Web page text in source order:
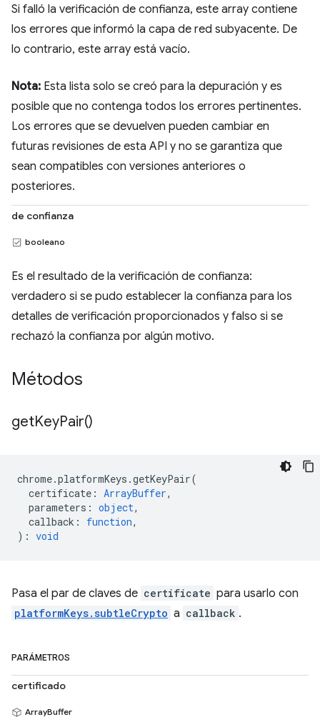
Si falló la verificación de confianza, este array contiene
los errores que informó la capa de red subyacente. De
lo contrario, este array está vacío.
Nota: Esta lista solo se creó para la depuración y es
posible que no contenga todos los errores pertinentes.
Los errores que se devuelven pueden cambiar en
futuras revisiones de esta API y no se garantiza que
sean compatibles con versiones anteriores o
posteriores.
de confianza
booleano
Es el resultado de la verificación de confianza:
verdadero si se pudo establecer la confianza para los
detalles de verificación proporcionados y falso si se
rechazó la confianza por algún motivo.
Métodos
getKeyPair()
chrome.platformKeys .getKeyPair(
certificate : ArrayBuffer,
parameters : object,
callback : function,
) : void
Pasa el par de claves de certificate para usarlo con
platformKeys.subtleCrypto a callback .
PARÁMETROS
certificado
ArrayBuffer